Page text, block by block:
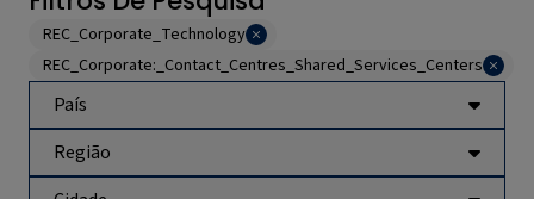
REC_Corporate_Technology
REC_Corporate:_Contact_Centres_Shared_Services_Centers
País
Região